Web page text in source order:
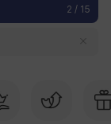
2 / 15